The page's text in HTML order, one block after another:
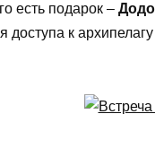
есть подарок –
доступа к